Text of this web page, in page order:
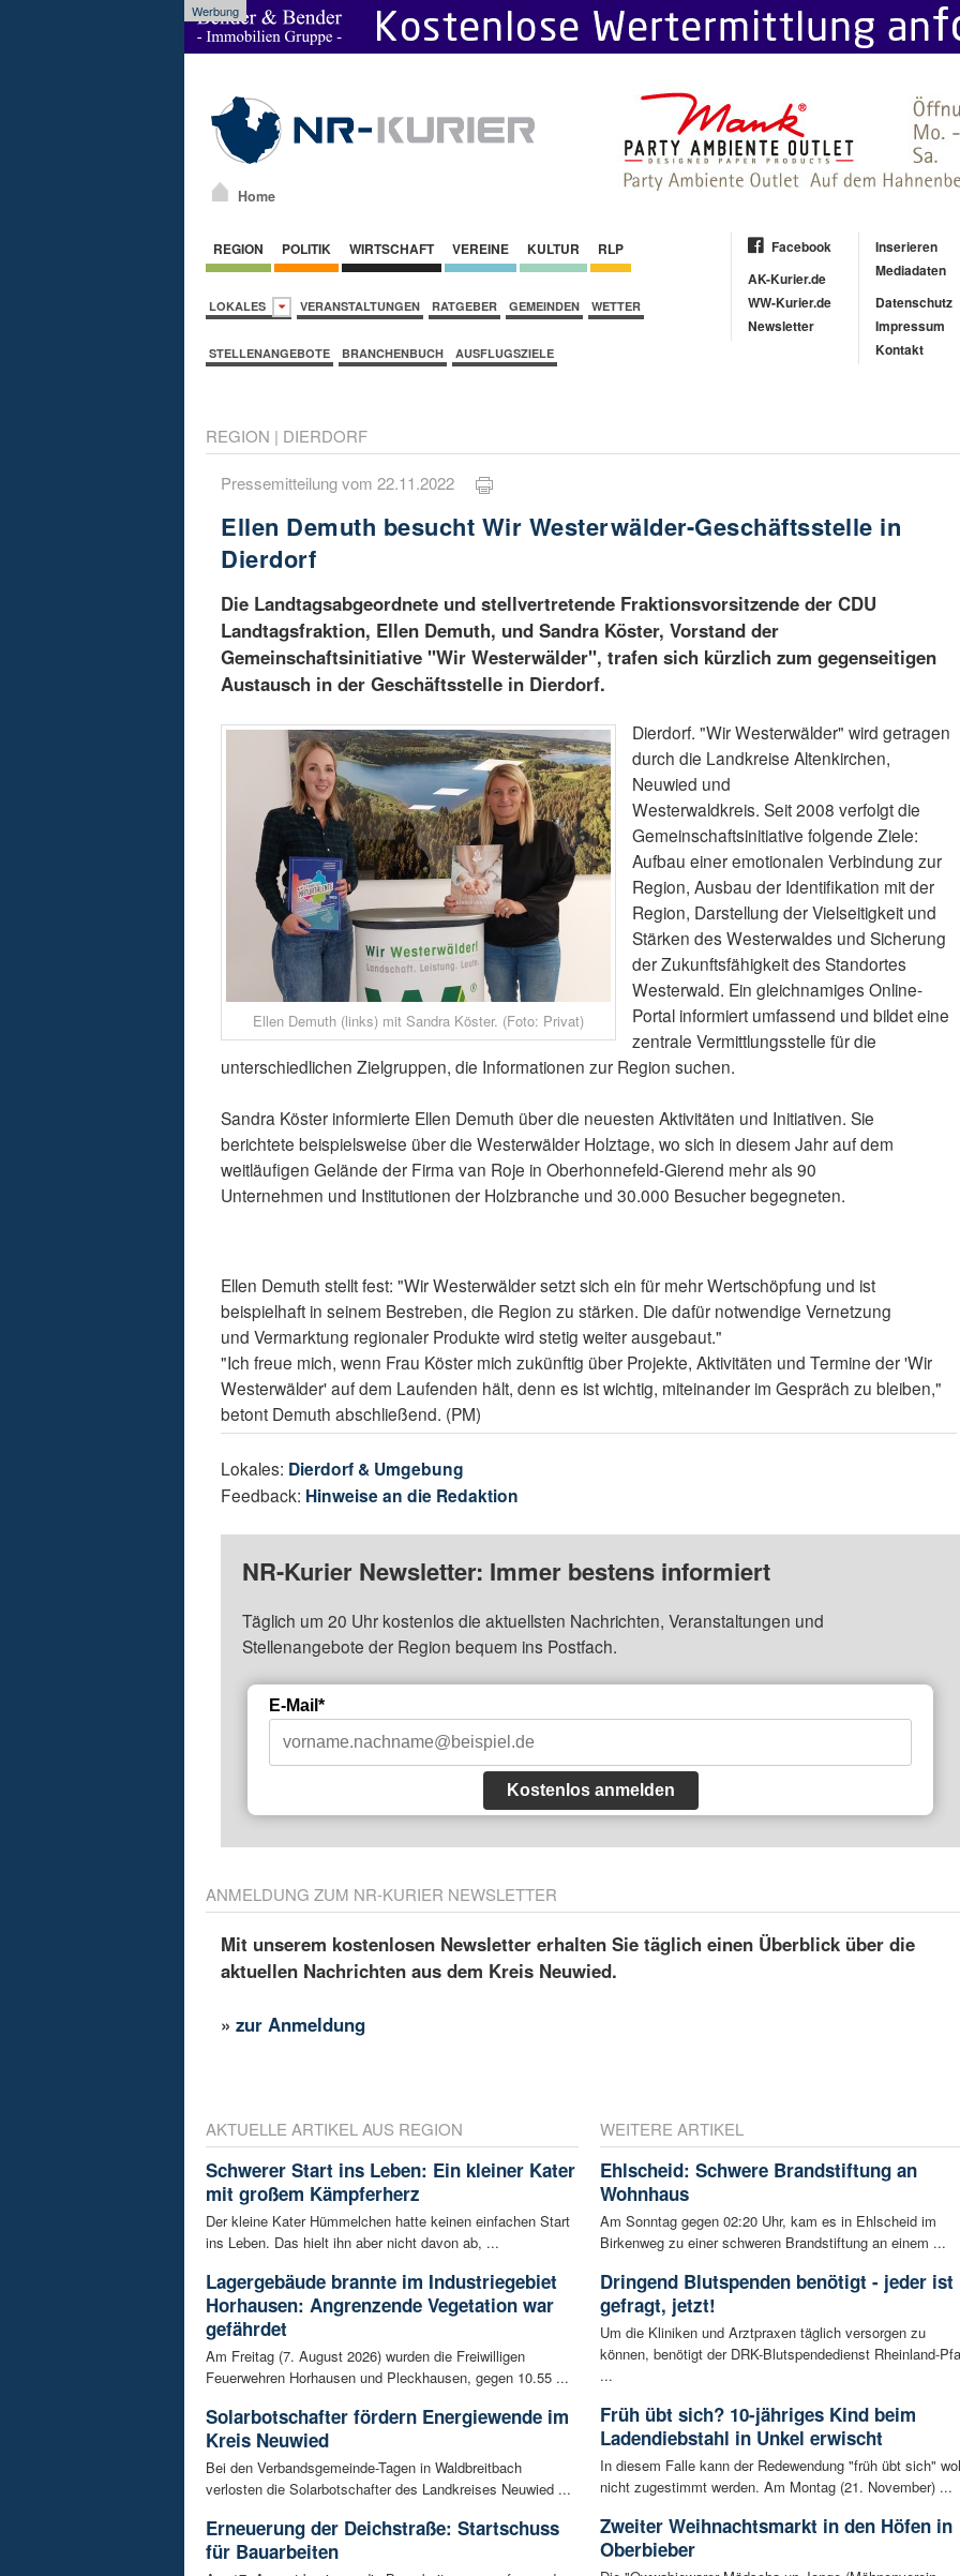
Werbung
Home
REGION POLITIK WIRTSCHAFT VEREINE KULTUR RLP
LOKALES VERANSTALTUNGEN RATGEBER GEMEINDEN WETTER
STELLENANGEBOTE BRANCHENBUCH AUSFLUGSZIELE
Facebook
AK-Kurier.de
WW-Kurier.de
Newsletter
Inserieren
Mediadaten
Datenschutz
Impressum
Kontakt
REGION | DIERDORF
Pressemitteilung vom 22.11.2022
Ellen Demuth besucht Wir Westerwälder-Geschäftsstelle in
Dierdorf
Die Landtagsabgeordnete und stellvertretende Fraktionsvorsitzende der CDU
Landtagsfraktion, Ellen Demuth, und Sandra Köster, Vorstand der
Gemeinschaftsinitiative "Wir Westerwälder", trafen sich kürzlich zum gegenseitigen
Austausch in der Geschäftsstelle in Dierdorf.
Ellen Demuth (links) mit Sandra Köster. (Foto: Privat)
Dierdorf. "Wir Westerwälder" wird getragen
durch die Landkreise Altenkirchen,
Neuwied und
Westerwaldkreis. Seit 2008 verfolgt die
Gemeinschaftsinitiative folgende Ziele:
Aufbau einer emotionalen Verbindung zur
Region, Ausbau der Identifikation mit der
Region, Darstellung der Vielseitigkeit und
Stärken des Westerwaldes und Sicherung
der Zukunftsfähigkeit des Standortes
Westerwald. Ein gleichnamiges Online-
Portal informiert umfassend und bildet eine
zentrale Vermittlungsstelle für die
unterschiedlichen Zielgruppen, die Informationen zur Region suchen.
Sandra Köster informierte Ellen Demuth über die neuesten Aktivitäten und Initiativen. Sie
berichtete beispielsweise über die Westerwälder Holztage, wo sich in diesem Jahr auf dem
weitläufigen Gelände der Firma van Roje in Oberhonnefeld-Gierend mehr als 90
Unternehmen und Institutionen der Holzbranche und 30.000 Besucher begegneten.
Ellen Demuth stellt fest: "Wir Westerwälder setzt sich ein für mehr Wertschöpfung und ist
beispielhaft in seinem Bestreben, die Region zu stärken. Die dafür notwendige Vernetzung
und Vermarktung regionaler Produkte wird stetig weiter ausgebaut."
"Ich freue mich, wenn Frau Köster mich zukünftig über Projekte, Aktivitäten und Termine der 'Wir
Westerwälder' auf dem Laufenden hält, denn es ist wichtig, miteinander im Gespräch zu bleiben,"
betont Demuth abschließend. (PM)
Lokales: Dierdorf & Umgebung
Feedback: Hinweise an die Redaktion
NR-Kurier Newsletter: Immer bestens informiert
Täglich um 20 Uhr kostenlos die aktuellsten Nachrichten, Veranstaltungen und
Stellenangebote der Region bequem ins Postfach.
E-Mail*
Kostenlos anmelden
ANMELDUNG ZUM NR-KURIER NEWSLETTER
Mit unserem kostenlosen Newsletter erhalten Sie täglich einen Überblick über die
aktuellen Nachrichten aus dem Kreis Neuwied.
»zur Anmeldung
AKTUELLE ARTIKEL AUS REGION
Schwerer Start ins Leben: Ein kleiner Kater
mit großem Kämpferherz
Der kleine Kater Hümmelchen hatte keinen einfachen Start
ins Leben. Das hielt ihn aber nicht davon ab, ...
Lagergebäude brannte im Industriegebiet
Horhausen: Angrenzende Vegetation war
gefährdet
Am Freitag (7. August 2026) wurden die Freiwilligen
Feuerwehren Horhausen und Pleckhausen, gegen 10.55 ...
Solarbotschafter fördern Energiewende im
Kreis Neuwied
Bei den Verbandsgemeinde-Tagen in Waldbreitbach
verlosten die Solarbotschafter des Landkreises Neuwied ...
Erneuerung der Deichstraße: Startschuss
für Bauarbeiten
WEITERE ARTIKEL
Ehlscheid: Schwere Brandstiftung an
Wohnhaus
Am Sonntag gegen 02:20 Uhr, kam es in Ehlscheid im
Birkenweg zu einer schweren Brandstiftung an einem ...
Dringend Blutspenden benötigt - jeder ist
gefragt, jetzt!
Um die Kliniken und Arztpraxen täglich versorgen zu
können, benötigt der DRK-Blutspendedienst Rheinland-
...
Früh übt sich? 10-jähriges Kind beim
Ladendiebstahl in Unkel erwischt
In diesem Falle kann der Redewendung "früh übt sich"
nicht zugestimmt werden. Am Montag (21. November) ...
Zweiter Weihnachtsmarkt in den Höfen in
Oberbieber